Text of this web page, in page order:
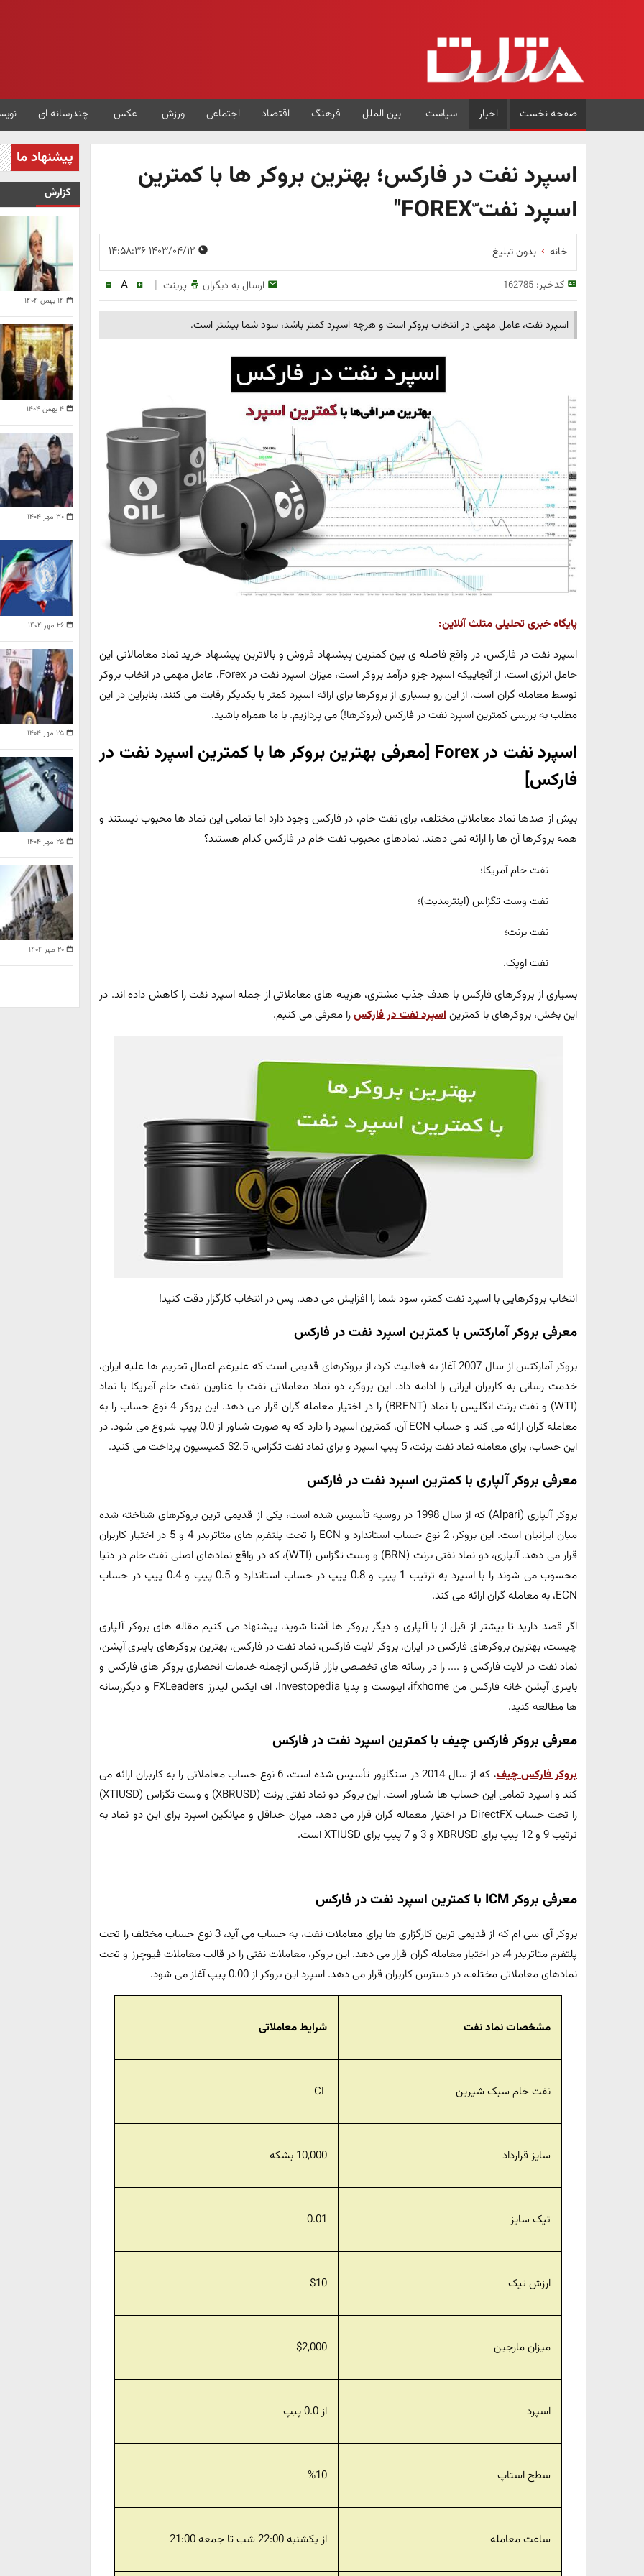
صفحه نخست اخبار سیاست بین الملل فرهنگ اقتصاد اجتماعی ورزش عکس چندرسانه ای
اسپرد نفت در فارکس؛ بهترین بروکر ها با کمترین
اسپرد نفت ّFOREX"
خانه بدون تبلیغ
کدخبر:162785 ارسال به دیگران پرینت |
A
اسپرد نفت، عامل مهمی در انتخاب بروکر است و هرچه اسپرد کمتر باشد، سود شما بیشتر است.
پایگاه خبری تحلیلی مثلث آنلاین:
اسپرد نفت در فارکس، در واقع فاصله ی بین کمترین پیشنهاد فروش و بالاترین پیشنهاد خرید نماد معامالاتی این
حامل انرژی است. از آنجاییکه اسپرد جزو درآمد بروکر است، میزان اسپرد نفت در Forex، عامل مهمی در انخاب بروکر
توسط معامله گران است. از این رو بسیاری از بروکرها برای ارائه اسپرد کمتر با یکدیگر رقابت می کنند. بنابراین در این
مطلب به بررسی کمترین اسپرد نفت در فارکس (بروکرها!) می پردازیم. با ما همراه باشید.
اسپرد نفت در Forex [معرفی بهترین بروکر ها با کمترین اسپرد نفت در
فارکس]
بیش از صدها نماد معاملاتی مختلف، برای نفت خام، در فارکس وجود دارد اما تمامی این نماد ها محبوب نیستند و
همه بروکرها آن ها را ارائه نمی دهند. نمادهای محبوب نفت خام در فارکس کدام هستند؟
نفت خام آمریکا؛
نفت وست تگزاس (اینترمدیت)؛
نفت برنت؛
نفت اوپک.
بسیاری از بروکرهای فارکس با هدف جذب مشتری، هزینه های معاملاتی از جمله اسپرد نفت را کاهش داده اند. در
این بخش، بروکرهای با کمتریناسپرد نفت در فارکسرا معرفی می کنیم.
انتخاب بروکرهایی با اسپرد نفت کمتر، سود شما را افزایش می دهد. پس در انتخاب کارگزار دقت کنید!
معرفی بروکر آمارکتس با کمترین اسپرد نفت در فارکس
بروکر آمارکتس از سال 2007 آغاز به فعالیت کرد، از بروکرهای قدیمی است که علیرغم اعمال تحریم ها علیه ایران،
خدمت رسانی به کاربران ایرانی را ادامه داد. این بروکر، دو نماد معاملاتی نفت با عناوین نفت خام آمریکا با نماد
(WTI) و نفت برنت انگلیس با نماد (BRENT) را در اختیار معامله گران قرار می دهد. این بروکر 4 نوع حساب را به
معامله گران ارائه می کند و حساب ECN آن، کمترین اسپرد را دارد که به صورت شناور از 0.0 پیپ شروع می شود. در
این حساب، برای معامله نماد نفت برنت، 5 پیپ اسپرد و برای نماد نفت تگزاس، 2.5$ کمیسیون پرداخت می کنید.
معرفی بروکر آلپاری با کمترین اسپرد نفت در فارکس
بروکر آلپاری (Alpari) که از سال 1998 در روسیه تأسیس شده است، یکی از قدیمی ترین بروکرهای شناخته شده
میان ایرانیان است. این بروکر، 2 نوع حساب استاندارد و ECN را تحت پلتفرم های متاتریدر 4 و 5 در اختیار کاربران
قرار می دهد. آلپاری، دو نماد نفتی برنت (BRN) و وست تگزاس (WTI)، که در واقع نمادهای اصلی نفت خام در دنیا
محسوب می شوند را با اسپرد به ترتیب 1 پیپ و 0.8 پیپ در حساب استاندارد و 0.5 پیپ و 0.4 پیپ در حساب
ECN، به معامله گران ارائه می کند.
اگر قصد دارید تا بیشتر از قبل از با آلپاری و دیگر بروکر ها آشنا شوید، پیشنهاد می کنیم مقاله های بروکر آلپاری
چیست، بهترین بروکرهای فارکس در ایران، بروکر لایت فارکس، نماد نفت در فارکس، بهترین بروکرهای باینری آپشن،
نماد نفت در لایت فارکس و .... را در رسانه های تخصصی بازار فارکس ازجمله خدمات انحصاری بروکر های فارکس و
باینری آپشن خانه فارکس من ifxhome، اینوست و پدیا Investopedia، اف ایکس لیدرز FXLeaders و دیگررسانه
ها مطالعه کنید.
معرفی بروکر فارکس چیف با کمترین اسپرد نفت در فارکس
بروکر فارکس چیف
، که از سال 2014 در سنگاپور تأسیس شده است، 6 نوع حساب معاملاتی را به کاربران ارائه می
کند و اسپرد تمامی این حساب ها شناور است. این بروکر دو نماد نفتی برنت (XBRUSD) و وست تگزاس (XTIUSD)
را تحت حساب DirectFX در اختیار معماله گران قرار می دهد. میزان حداقل و میانگین اسپرد برای این دو نماد به
ترتیب 9 و 12 پیپ برای XBRUSD و 3 و 7 پیپ برای XTIUSD است.
معرفی بروکر ICM با کمترین اسپرد نفت در فارکس
بروکر آی سی ام که از قدیمی ترین کارگزاری ها برای معاملات نفت، به حساب می آید، 3 نوع حساب مختلف را تحت
پلتفرم متاتریدر 4، در اختیار معامله گران قرار می دهد. این بروکر، معاملات نفتی را در قالب معاملات فیوچرز و تحت
نمادهای معاملاتی مختلف، در دسترس کاربران قرار می دهد. اسپرد این بروکر از 0.00 پیپ آغاز می شود.
مشخصات نماد نفت شرایط معاملاتی
نفت خام سبک شیرین CL
سایز قرارداد 10,000 بشکه
تیک سایز 0.01
ارزش تیک $10
میزان مارجین $2,000
اسپرد از 0.0 پیپ
سطح استاپ %10
ساعت معامله از یکشنبه 22:00 شب تا جمعه 21:00
پیشنهاد ما
گزارش
۱۴ بهمن ۱۴۰۴
۴ بهمن ۱۴۰۴
۳۰ مهر ۱۴۰۴
۲۶ مهر ۱۴۰۴
۲۵ مهر ۱۴۰۴
۲۵ مهر ۱۴۰۴
۲۰ مهر ۱۴۰۴